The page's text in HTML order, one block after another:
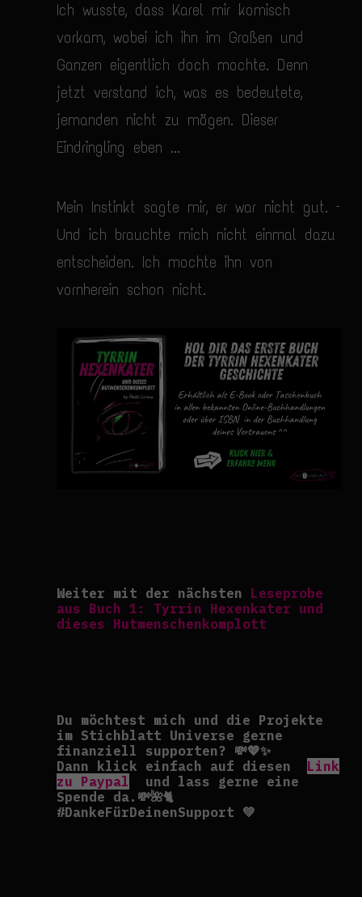
Ich wusste, dass Karel mir komisch
vorkam, wobei ich ihn im Großen und
Ganzen eigentlich doch mochte. Denn
jetzt verstand ich, was es bedeutete,
jemanden nicht zu mögen. Dieser
Eindringling eben ...
Mein Instinkt sagte mir, er war nicht gut. –
Und ich brauchte mich nicht einmal dazu
entscheiden. Ich mochte ihn von
vornherein schon nicht.
Weiter mit der nächsten Leseprobe
aus Buch 1: Tyrrin Hexenkater und
dieses Hutmenschenkomplott
Du möchtest mich und die Projekte
im Stichblatt Universe gerne
finanziell supporten? 💸💖✨
Dann klick einfach auf diesen Link
zu Paypal und lass gerne eine
Spende da.💸🌺🐈
#DankeFürDeinenSupport 💚